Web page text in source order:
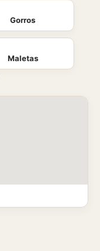
Gorros
Maletas